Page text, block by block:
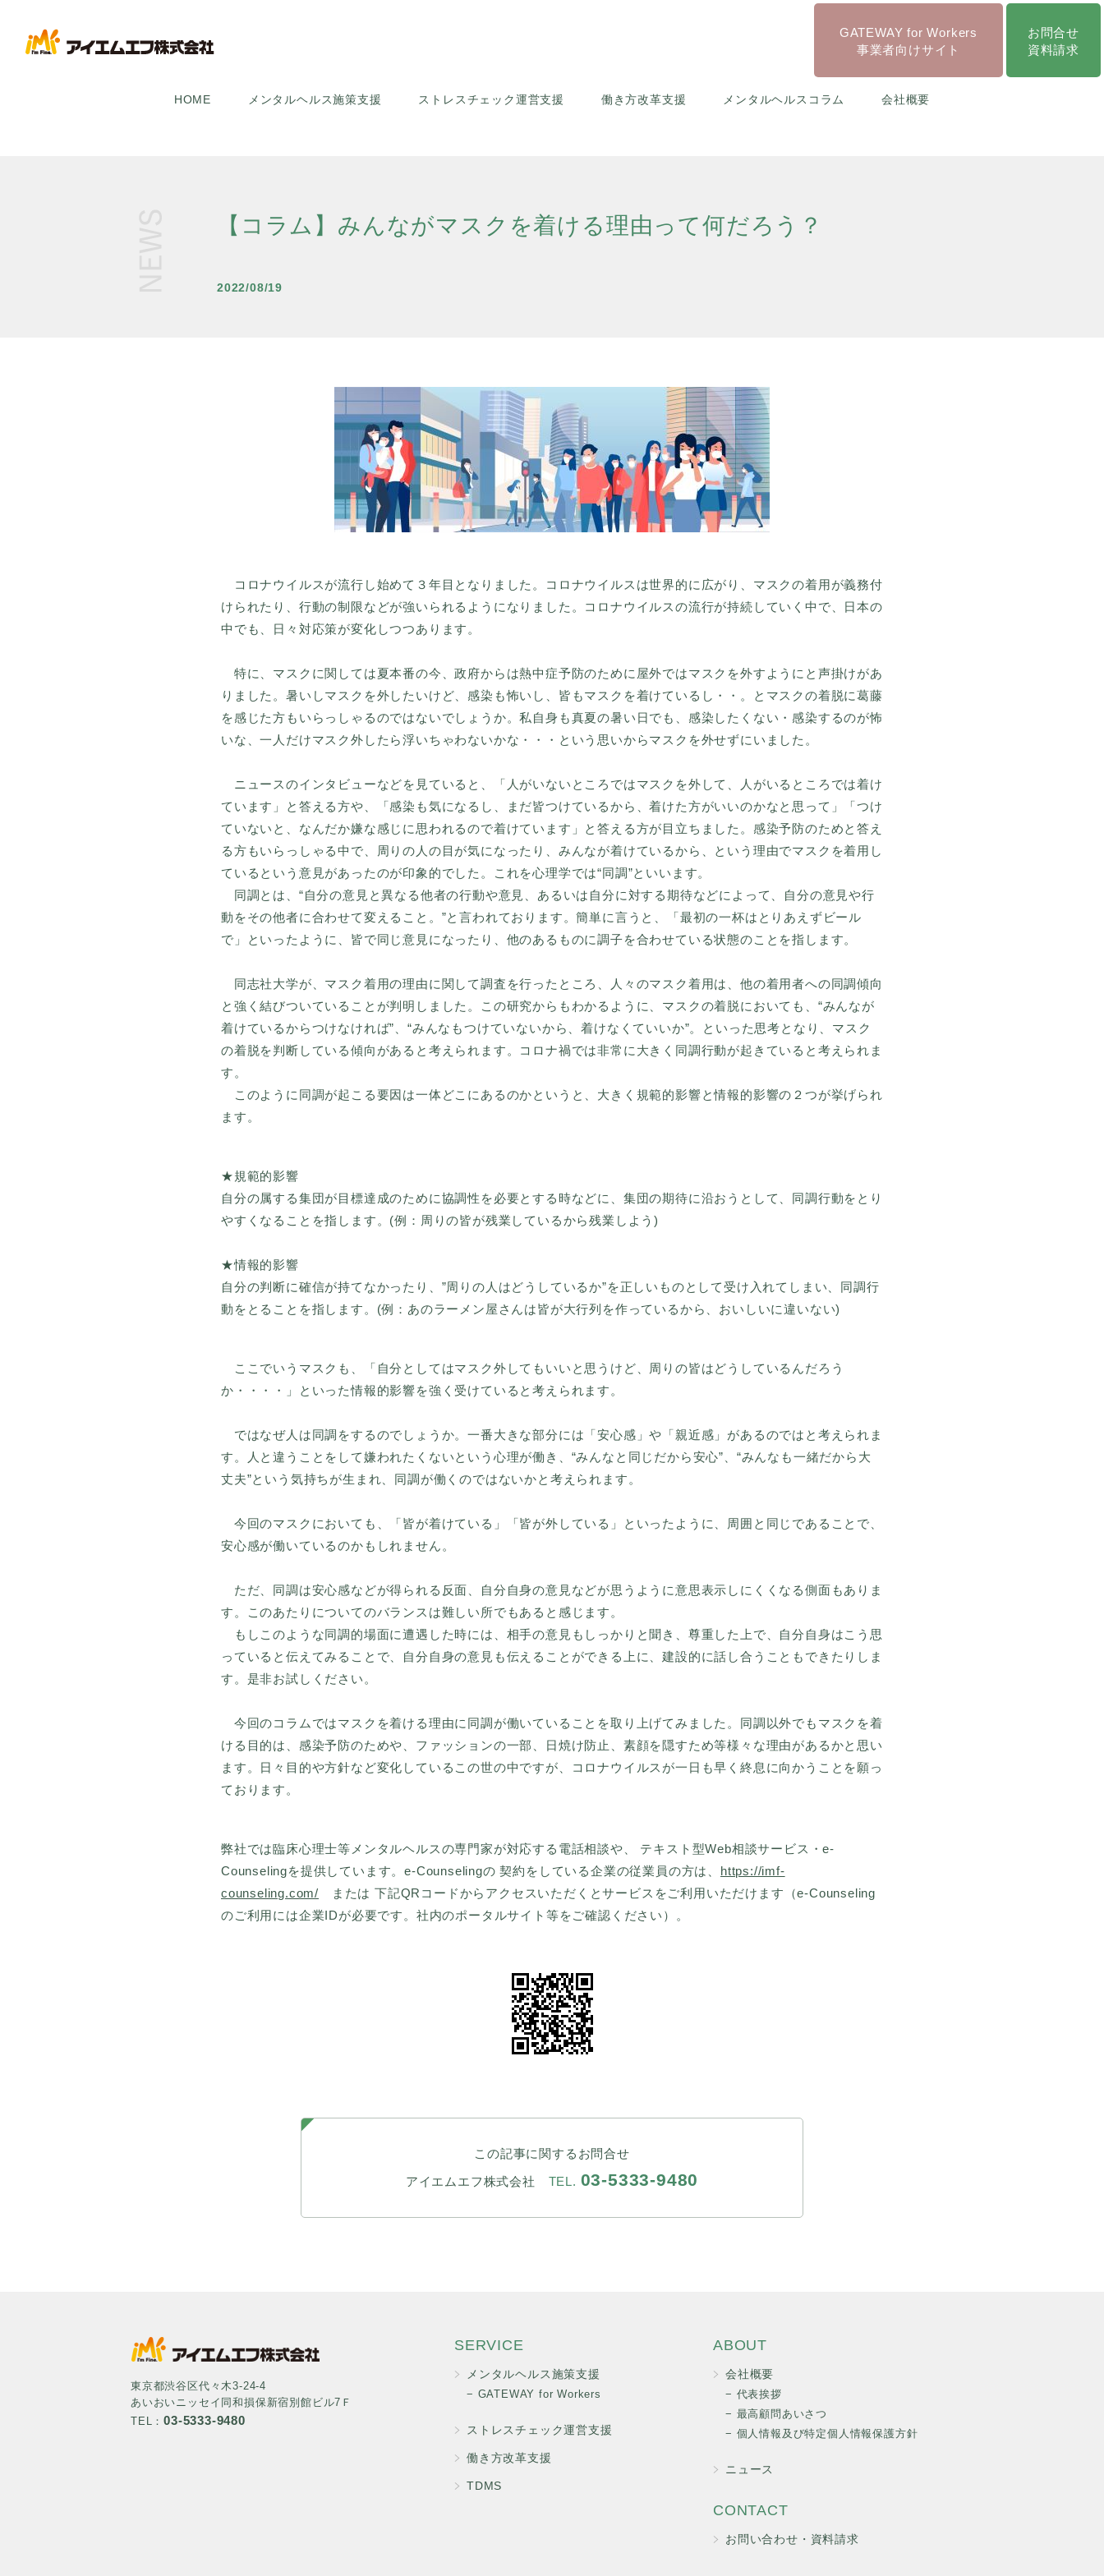
GATEWAY for Workers
事業者向けサイト
お問合せ
資料請求
HOME メンタルヘルス施策支援 ストレスチェック運営支援 働き方改革支援 メンタルヘルスコラム 会社概要
【コラム】みんながマスクを着ける理由って何だろう？
2022/08/19
コロナウイルスが流行し始めて３年目となりました。コロナウイルスは世界的に広がり、マスクの着用が義務付
けられたり、行動の制限などが強いられるようになりました。コロナウイルスの流行が持続していく中で、日本の
中でも、日々対応策が変化しつつあります。
特に、マスクに関しては夏本番の今、政府からは熱中症予防のために屋外ではマスクを外すようにと声掛けがあ
りました。暑いしマスクを外したいけど、感染も怖いし、皆もマスクを着けているし・・。とマスクの着脱に葛藤
を感じた方もいらっしゃるのではないでしょうか。私自身も真夏の暑い日でも、感染したくない・感染するのが怖
いな、一人だけマスク外したら浮いちゃわないかな・・・という思いからマスクを外せずにいました。
ニュースのインタビューなどを見ていると、「人がいないところではマスクを外して、人がいるところでは着け
ています」と答える方や、「感染も気になるし、まだ皆つけているから、着けた方がいいのかなと思って」「つけ
ていないと、なんだか嫌な感じに思われるので着けています」と答える方が目立ちました。感染予防のためと答え
る方もいらっしゃる中で、周りの人の目が気になったり、みんなが着けているから、という理由でマスクを着用し
ているという意見があったのが印象的でした。これを心理学では“同調”といいます。
同調とは、“自分の意見と異なる他者の行動や意見、あるいは自分に対する期待などによって、自分の意見や行
動をその他者に合わせて変えること。”と言われております。簡単に言うと、「最初の一杯はとりあえずビール
で」といったように、皆で同じ意見になったり、他のあるものに調子を合わせている状態のことを指します。
同志社大学が、マスク着用の理由に関して調査を行ったところ、人々のマスク着用は、他の着用者への同調傾向
と強く結びついていることが判明しました。この研究からもわかるように、マスクの着脱においても、“みんなが
着けているからつけなければ”、“みんなもつけていないから、着けなくていいか”。といった思考となり、マスク
の着脱を判断している傾向があると考えられます。コロナ禍では非常に大きく同調行動が起きていると考えられま
す。
このように同調が起こる要因は一体どこにあるのかというと、大きく規範的影響と情報的影響の２つが挙げられ
ます。
★規範的影響
自分の属する集団が目標達成のために協調性を必要とする時などに、集団の期待に沿おうとして、同調行動をとり
やすくなることを指します。(例：周りの皆が残業しているから残業しよう)
★情報的影響
自分の判断に確信が持てなかったり、”周りの人はどうしているか”を正しいものとして受け入れてしまい、同調行
動をとることを指します。(例：あのラーメン屋さんは皆が大行列を作っているから、おいしいに違いない)
ここでいうマスクも、「自分としてはマスク外してもいいと思うけど、周りの皆はどうしているんだろう
か・・・・」といった情報的影響を強く受けていると考えられます。
ではなぜ人は同調をするのでしょうか。一番大きな部分には「安心感」や「親近感」があるのではと考えられま
す。人と違うことをして嫌われたくないという心理が働き、“みんなと同じだから安心”、“みんなも一緒だから大
丈夫”という気持ちが生まれ、同調が働くのではないかと考えられます。
今回のマスクにおいても、「皆が着けている」「皆が外している」といったように、周囲と同じであることで、
安心感が働いているのかもしれません。
ただ、同調は安心感などが得られる反面、自分自身の意見などが思うように意思表示しにくくなる側面もありま
す。このあたりについてのバランスは難しい所でもあると感じます。
もしこのような同調的場面に遭遇した時には、相手の意見もしっかりと聞き、尊重した上で、自分自身はこう思
っていると伝えてみることで、自分自身の意見も伝えることができる上に、建設的に話し合うこともできたりしま
す。是非お試しください。
今回のコラムではマスクを着ける理由に同調が働いていることを取り上げてみました。同調以外でもマスクを着
ける目的は、感染予防のためや、ファッションの一部、日焼け防止、素顔を隠すため等様々な理由があるかと思い
ます。日々目的や方針など変化しているこの世の中ですが、コロナウイルスが一日も早く終息に向かうことを願っ
ております。
弊社では臨床心理士等メンタルヘルスの専門家が対応する電話相談や、 テキスト型Web相談サービス・e-
Counselingを提供しています。e-Counselingの 契約をしている企業の従業員の方は、 https://imf-
counseling.com/ または 下記QRコードからアクセスいただくとサービスをご利用いただけます（e-Counseling
のご利用には企業IDが必要です。社内のポータルサイト等をご確認ください）。
この記事に関するお問合せ
アイエムエフ株式会社 TEL. 03-5333-9480
東京都渋谷区代々木3-24-4
あいおいニッセイ同和損保新宿別館ビル7Ｆ
TEL：03-5333-9480
SERVICE
メンタルヘルス施策支援
GATEWAY for Workers
ストレスチェック運営支援
働き方改革支援
TDMS
ABOUT
会社概要
代表挨拶
最高顧問あいさつ
個人情報及び特定個人情報保護方針
ニュース
CONTACT
お問い合わせ・資料請求